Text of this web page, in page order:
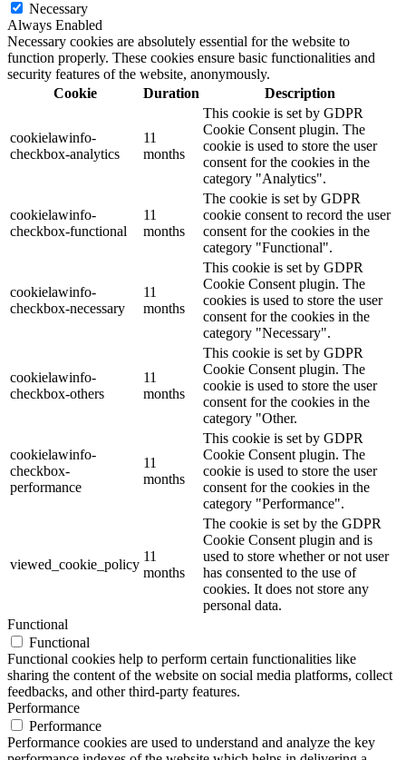
Necessary
Always Enabled
Necessary cookies are absolutely essential for the website to
function properly. These cookies ensure basic functionalities and
security features of the website, anonymously.
Cookie
Duration Description
cookielawinfo-
checkbox-analytics
11
months
This cookie is set by GDPR
Cookie Consent plugin. The
cookie is used to store the user
consent for the cookies in the
category "Analytics".
cookielawinfo-
checkbox-functional
11
months
The cookie is set by GDPR
cookie consent to record the user
consent for the cookies in the
category "Functional".
cookielawinfo-
checkbox-necessary
11
months
This cookie is set by GDPR
Cookie Consent plugin. The
cookies is used to store the user
consent for the cookies in the
category "Necessary".
cookielawinfo-
checkbox-others
11
months
This cookie is set by GDPR
Cookie Consent plugin. The
cookie is used to store the user
consent for the cookies in the
category "Other.
cookielawinfo-
checkbox-
performance
11
months
This cookie is set by GDPR
Cookie Consent plugin. The
cookie is used to store the user
consent for the cookies in the
category "Performance".
viewed_cookie_policy
11
months
The cookie is set by the GDPR
Cookie Consent plugin and is
used to store whether or not user
has consented to the use of
cookies. It does not store any
personal data.
Functional
Functional
Functional cookies help to perform certain functionalities like
sharing the content of the website on social media platforms, collect
feedbacks, and other third-party features.
Performance
Performance
Performance cookies are used to understand and analyze the key